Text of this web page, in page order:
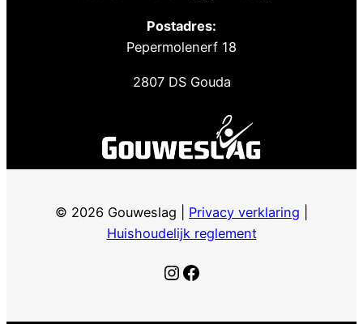
Postadres:
Pepermolenerf 18
2807 DS Gouda
© 2026 Gouweslag | Privacy verklaring
Huishoudelijk reglement
Instagram
Facebook